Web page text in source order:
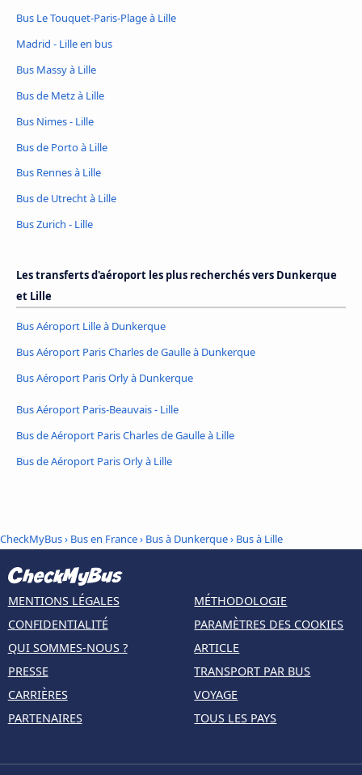
Bus Le Touquet-Paris-Plage à Lille
Madrid - Lille en bus
Bus Massy à Lille
Bus de Metz à Lille
Bus Nimes - Lille
Bus de Porto à Lille
Bus Rennes à Lille
Bus de Utrecht à Lille
Bus Zurich - Lille
Les transferts d'aéroport les plus recherchés vers Dunkerque
et Lille
Bus Aéroport Lille à Dunkerque
Bus Aéroport Paris Charles de Gaulle à Dunkerque
Bus Aéroport Paris Orly à Dunkerque
Bus Aéroport Paris-Beauvais - Lille
Bus de Aéroport Paris Charles de Gaulle à Lille
Bus de Aéroport Paris Orly à Lille
CheckMyBus› Bus en France› Bus à Dunkerque› Bus à Lille
MENTIONS LÉGALES
CONFIDENTIALITÉ
QUI SOMMES-NOUS ?
PRESSE
CARRIÈRES
PARTENAIRES
MÉTHODOLOGIE
PARAMÈTRES DES COOKIES
ARTICLE
TRANSPORT PAR BUS
VOYAGE
TOUS LES PAYS